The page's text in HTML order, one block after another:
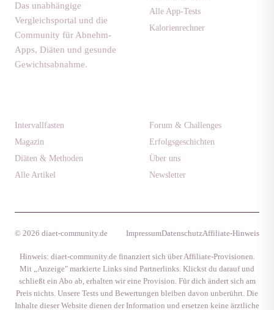
Das unabhängige
Vergleichsportal und die
Community für Abnehm-
Apps, Diäten und gesunde
Gewichtsabnahme.
Alle App-Tests
Kalorienrechner
Intervallfasten
Magazin
Diäten & Methoden
Alle Artikel
Forum & Challenges
Erfolgsgeschichten
Über uns
Newsletter
© 2026 diaet-community.de ImpressumDatenschutzAffiliate-Hinweis
Hinweis: diaet-community.de finanziert sich über Affiliate-Provisionen.
Mit „Anzeige" markierte Links sind Partnerlinks. Klickst du darauf und
schließt ein Abo ab, erhalten wir eine Provision. Für dich ändert sich am
Preis nichts. Unsere Tests und Bewertungen bleiben davon unberührt. Die
Inhalte dieser Website dienen der Information und ersetzen keine ärztliche